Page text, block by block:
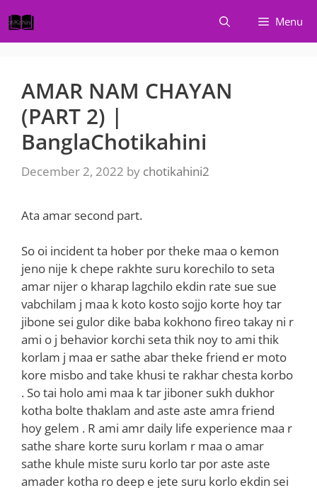
to
content
Menu
AMAR NAM CHAYAN
(PART 2) |
BanglaChotikahini
December 2, 2022 by chotikahini2
Ata amar second part.
So oi incident ta hober por theke maa o kemon
jeno nije k chepe rakhte suru korechilo to seta
amar nijer o kharap lagchilo ekdin rate sue sue
vabchilam j maa k koto kosto sojjo korte hoy tar
jibone sei gulor dike baba kokhono fireo takay ni r
ami o j behavior korchi seta thik noy to ami thik
korlam j maa er sathe abar theke friend er moto
kore misbo and take khusi te rakhar chesta korbo
. So tai holo ami maa k tar jiboner sukh dukhor
kotha bolte thaklam and aste aste amra friend
hoy gelem . R ami amr daily life experience maa r
sathe share korte suru korlam r maa o amar
sathe khule miste suru korlo tar por aste aste
amader kotha ro deep e jete suru korlo ekdin sei